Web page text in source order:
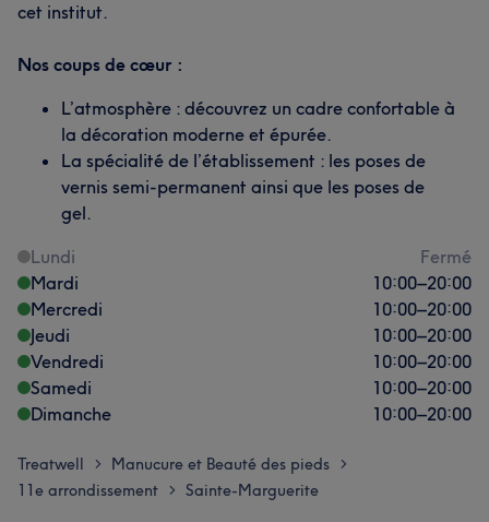
cet institut.
Nos coups de cœur :
L’atmosphère : découvrez un cadre confortable à
la décoration moderne et épurée.
La spécialité de l’établissement : les poses de
vernis semi-permanent ainsi que les poses de
gel.
Lundi
Fermé
Mardi
10:00–20:00
Mercredi
10:00–20:00
Jeudi
10:00–20:00
Vendredi
10:00–20:00
Samedi
10:00–20:00
Dimanche
10:00–20:00
Treatwell > Manucure et Beauté des pieds >
11e arrondissement > Sainte-Marguerite